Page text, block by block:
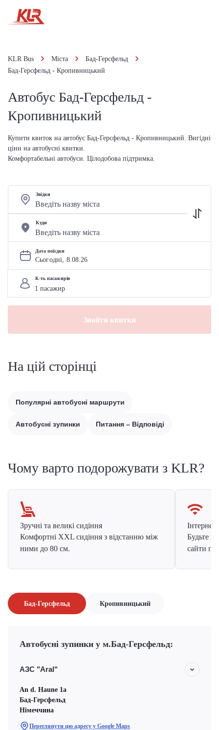
KLR Bus Міста
Бад-Герсфельд
Бад-Герсфельд - Кропивницький
Автобус Бад-Герсфельд -
Кропивницький
Купити квиток на автобус Бад-Герсфельд - Кропивницький. Вигідні
ціни на автобусні квитки.
Комфортабельні автобуси. Цілодобова підтримка.
Звідки
Куди
Дата поїздки
Сьогодні, 8.08.26
К-ть пасажирів
Знайти квитки
На цій сторінці
Популярні автобусні маршрути
Автобусні зупинки Питання – Відповіді
Чому варто подорожувати з KLR?
Зручні та великі сидіння
Комфортні XXL сидіння з відстанню між
ними до 80 см.
Інтернет
Будьте
сайти
Бад-Герсфельд Кропивницький
Автобусні зупинки у м.Бад-Герсфельд:
АЗС "Aral"
An d. Haune 1a
Бад-Герсфельд
Німеччина
Переглянути цю адресу у Google Maps